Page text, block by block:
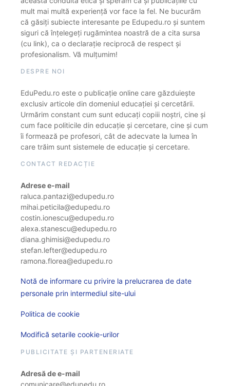
mult mai multă experiență vor face la fel. Ne bucurăm
că găsiți subiecte interesante pe Edupedu.ro și suntem
siguri că înțelegeți rugămintea noastră de a cita sursa
(cu link), ca o declarație reciprocă de respect și
profesionalism. Vă mulțumim!
DESPRE NOI
EduPedu.ro este o publicație online care găzduiește
exclusiv articole din domeniul educației și cercetării.
Urmărim constant cum sunt educați copiii noștri, cine și
cum face politicile din educație și cercetare, cine și cum
îi formează pe profesori, cât de adecvate la lumea în
care trăim sunt sistemele de educație și cercetare.
CONTACT REDACȚIE
Adrese e-mail
raluca.pantazi@edupedu.ro
mihai.peticila@edupedu.ro
costin.ionescu@edupedu.ro
alexa.stanescu@edupedu.ro
diana.ghimisi@edupedu.ro
stefan.lefter@edupedu.ro
ramona.florea@edupedu.ro
Notă de informare cu privire la prelucrarea de date
personale prin intermediul site-ului
Politica de cookie
Modifică setarile cookie-urilor
PUBLICITATE ȘI PARTENERIATE
Adresă de e-mail